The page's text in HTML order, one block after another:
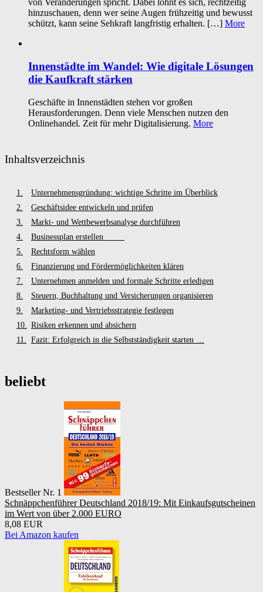
von Veränderungen spricht. Dabei lohnt es sich, rechtzeitig
hinzuschauen, denn wer seine Augen frühzeitig und bewusst
schützt, kann seine Sehkraft langfristig erhalten. […] More
Innenstädte im Wandel: Wie digitale Lösungen
die Kaufkraft stärken
Geschäfte in Innenstädten stehen vor großen
Herausforderungen. Denn viele Menschen nutzen den
Onlinehandel. Zeit für mehr Digitalisierung. More
Inhaltsverzeichnis
Unternehmensgründung: wichtige Schritte im Überblick
Geschäftsidee entwickeln und prüfen
Markt- und Wettbewerbsanalyse durchführen
Businessplan erstellen
Rechtsform wählen
Finanzierung und Fördermöglichkeiten klären
Unternehmen anmelden und formale Schritte erledigen
Steuern, Buchhaltung und Versicherungen organisieren
Marketing- und Vertriebsstrategie festlegen
Risiken erkennen und absichern
Fazit: Erfolgreich in die Selbstständigkeit starten …
beliebt
Bestseller Nr. 1
Schnäppchenführer Deutschland 2018/19: Mit Einkaufsgutscheinen
im Wert von über 2.000 EURO
8,08 EUR
Bei Amazon kaufen